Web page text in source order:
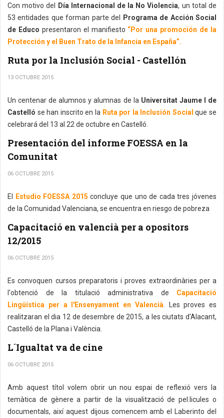
Con motivo del Día Internacional de la No Violencia, un total de
53 entidades que forman parte del
Programa de Acción Social
de Educo presentaron el manifiesto “Por una promoción de la
Protección y el Buen Trato de la Infancia en España”.
Ruta por la Inclusión Social - Castellón
13 OCTUBRE 2015
Un centenar de alumnos y alumnas de la Universitat Jaume I de
Castelló se han inscrito en la Ruta por la Inclusión Social que se
celebrará del 13 al 22 de octubre en Castelló.
Presentación del informe FOESSA en la
Comunitat
06 OCTUBRE 2015
El Estudio FOESSA 2015 concluye que uno de cada tres jóvenes
de la Comunidad Valenciana, se encuentra en riesgo de pobreza
Capacitació en valencià per a opositors
12/2015
06 OCTUBRE 2015
Es convoquen cursos preparatoris i proves extraordinàries per a
l'obtenció de la titulació administrativa de Capacitació
Lingüística per a l'Ensenyament en Valencià . Les proves es
realitzaran el dia 12 de desembre de 2015, a les ciutats d'Alacant,
Castelló de la Plana i València.
L´Igualtat va de cine
06 OCTUBRE 2015
Amb aquest títol volem obrir un nou espai de reflexió vers la
temàtica de gènere a partir de la visualització de pel.licules o
documentals, així aquest dijous comencem amb el Laberinto del